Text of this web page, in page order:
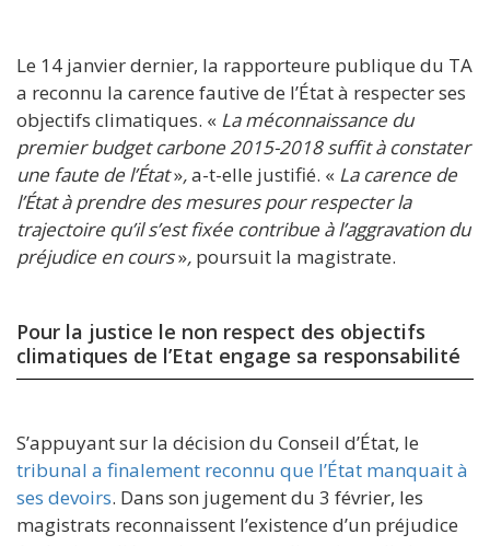
Le 14 janvier dernier, la rapporteure publique du TA
a reconnu la carence fautive de l’État à respecter ses
objectifs climatiques. « La méconnaissance du
premier budget carbone 2015-2018 suffit à constater
une faute de l’État»,a-t-elle justifié. « La carence de
l’État à prendre des mesures pour respecter la
trajectoire qu’il s’est fixée contribue à l’aggravation du
préjudice en cours», poursuit la magistrate.
Pour la justice le non respect des objectifs
climatiques de l’Etat engage sa responsabilité
S’appuyant sur la décision du Conseil d’État, le
tribunal a finalement reconnu que l’État manquait à
ses devoirs. Dans son jugement du 3 février, les
magistrats reconnaissent l’existence d’un préjudice